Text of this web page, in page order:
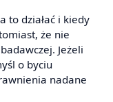
to działać i kiedy
że nie
Jeżeli
o byciu
nadane